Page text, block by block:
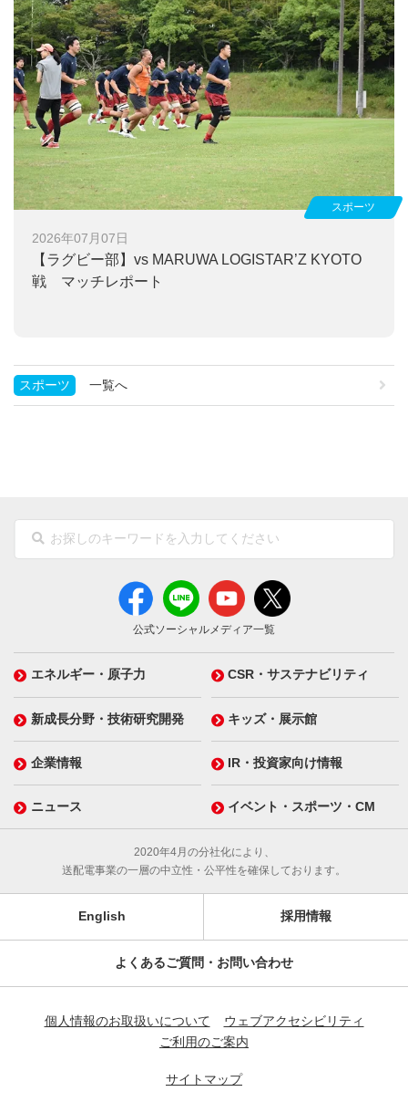
2026年07月07日
【ラグビー部】 vs MARUWA LOGISTAR’Z KYOTO
戦 マッチレポート
スポーツ
スポーツ 一覧へ
公式ソーシャルメディア一覧
エネルギー・原子力 CSR・サステナビリティ
新成長分野・技術研究開発 キッズ・展示館
企業情報 IR・投資家向け情報
ニュース イベント・スポーツ・CM
2020年4月の分社化により、
送配電事業の一層の中立性・公平性を確保しております。
English 採用情報
よくあるご質問・お問い合わせ
個人情報のお取扱いについて
ウェブアクセシビリティ
ご利用のご案内
サイトマップ